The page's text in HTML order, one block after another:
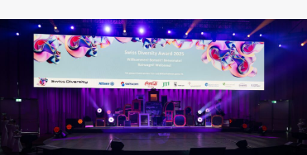
Einsamkeit
Events
malreden-Angebot
Medienmitteilung